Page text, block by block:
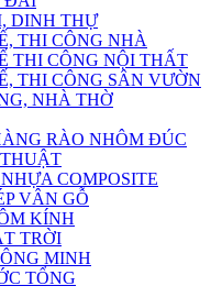
DINH THỰ
THI CÔNG NHÀ
THI CÔNG NỘI THẤT
THI CÔNG SÂN VƯỜN
NHÀ THỜ
RÀO NHÔM ĐÚC
COMPOSITE
VÂN GỖ
KÍNH
TRỜI
MINH
TỔNG